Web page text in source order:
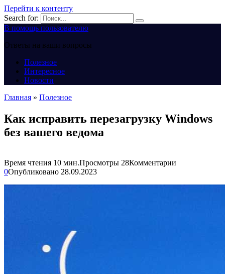
Перейти к контенту
Search for:
В помощь пользователю
Ответы на ваши вопросы
Полезное
Интересное
Новости
Главная » Полезное
Как исправить перезагрузку Windows
без вашего ведома
Время чтения 10 мин.Просмотры 28Комментарии
0Опубликовано 28.09.2023